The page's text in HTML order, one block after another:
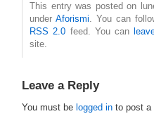
This entry was posted on
underAforismi. You can
RSS 2.0 feed. You can
site.
Leave a Reply
You must be logged in to post a